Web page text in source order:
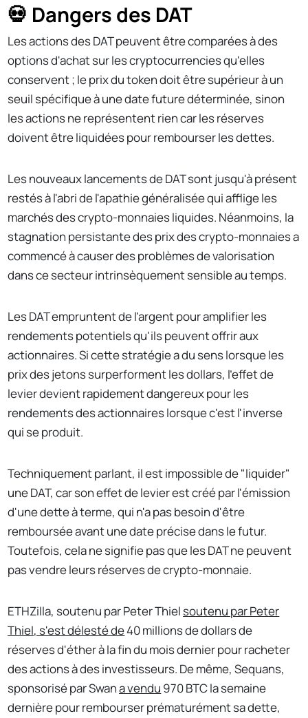
💀 Dangers des DAT
Les actions des DAT peuvent être comparées à des
options d'achat sur les cryptocurrencies qu'elles
conservent ; le prix du token doit être supérieur à un
seuil spécifique à une date future déterminée, sinon
les actions ne représentent rien car les réserves
doivent être liquidées pour rembourser les dettes.
Les nouveaux lancements de DAT sont jusqu'à présent
restés à l'abri de l'apathie généralisée qui afflige les
marchés des crypto-monnaies liquides. Néanmoins, la
stagnation persistante des prix des crypto-monnaies a
commencé à causer des problèmes de valorisation
dans ce secteur intrinsèquement sensible au temps.
Les DAT empruntent de l'argent pour amplifier les
rendements potentiels qu'ils peuvent offrir aux
actionnaires. Si cette stratégie a du sens lorsque les
prix des jetons surperforment les dollars, l'effet de
levier devient rapidement dangereux pour les
rendements des actionnaires lorsque c'est l'inverse
qui se produit.
Techniquement parlant, il est impossible de "liquider"
une DAT, car son effet de levier est créé par l'émission
d'une dette à terme, qui n'a pas besoin d'être
remboursée avant une date précise dans le futur.
Toutefois, cela ne signifie pas que les DAT ne peuvent
pas vendre leurs réserves de crypto-monnaie.
ETHZilla, soutenu par Peter Thiel soutenu par Peter
Thiel, s'est délesté de40 millions de dollars de
réserves d'éther à la fin du mois dernier pour racheter
des actions à des investisseurs. De même, Sequans,
sponsorisé par Swana vendu 970 BTC la semaine
dernière pour rembourser prématurément sa dette,